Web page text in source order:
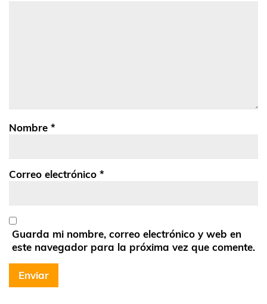
Nombre *
Correo electrónico *
Guarda mi nombre, correo electrónico y web en
este navegador para la próxima vez que comente.